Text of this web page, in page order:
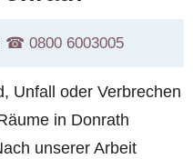
☎︎ 0800 6003005
Unfall oder Verbrechen
in Donrath
unserer Arbeit